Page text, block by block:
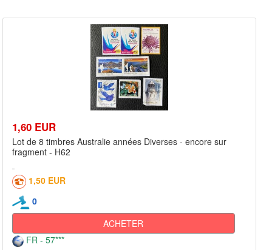
1,60 EUR
Lot de 8 timbres Australie années Diverses - encore sur
fragment - H62
1,50 EUR
0
ACHETER
FR - 57***